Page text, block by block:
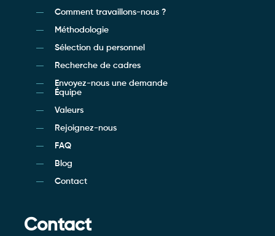
Comment travaillons-nous ?
Méthodologie
Sélection du personnel
Recherche de cadres
Envoyez-nous une demande
Équipe
Valeurs
Rejoignez-nous
FAQ
Blog
Contact
Contact